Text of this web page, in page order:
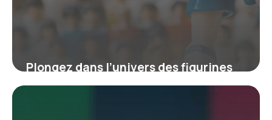
Plongez dans l’univers des figurines
Captain Tsubasa : passion, collection